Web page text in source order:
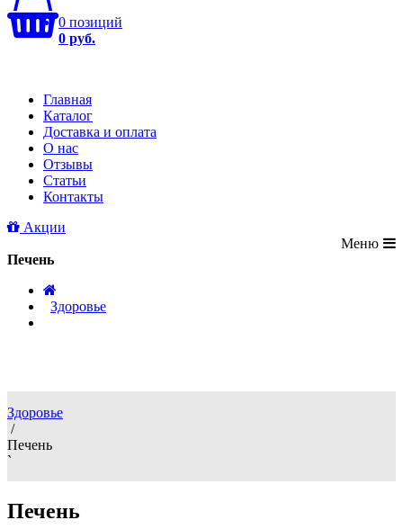
0 позиций
0 руб.
Главная
Каталог
Доставка и оплата
О нас
Отзывы
Статьи
Контакты
Акции
Меню
Здоровье
Здоровье
/
Печень
`
Печень